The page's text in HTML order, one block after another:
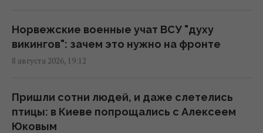
Путин стянул в Москву ПВО со всей России,
но потери все равно огромны, – Зеленский
21:04 суббота, 08 августа 2026
Скрытая мобилизация и манипуляции:
Зеленский раскрыл дальнейшие планы
Путина
Норвежские военные учат ВСУ "духу
викингов": зачем это нужно на фронте
8 августа 2026, 19:12
Пришли сотни людей, и даже слетелись
птицы: в Киеве попрощались с Алексеем
Юковым